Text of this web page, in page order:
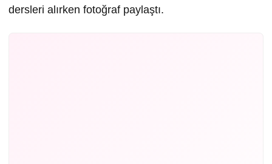
dersleri alırken fotoğraf paylaştı.